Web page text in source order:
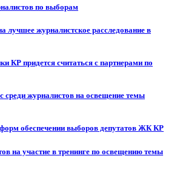
по выборам
лучшее журналистское расследование в
КР придется считаться с партнерами по
среди журналистов на освещение темы
обеспечении выборов депутатов ЖК КР
на участие в тренинге по освещению темы